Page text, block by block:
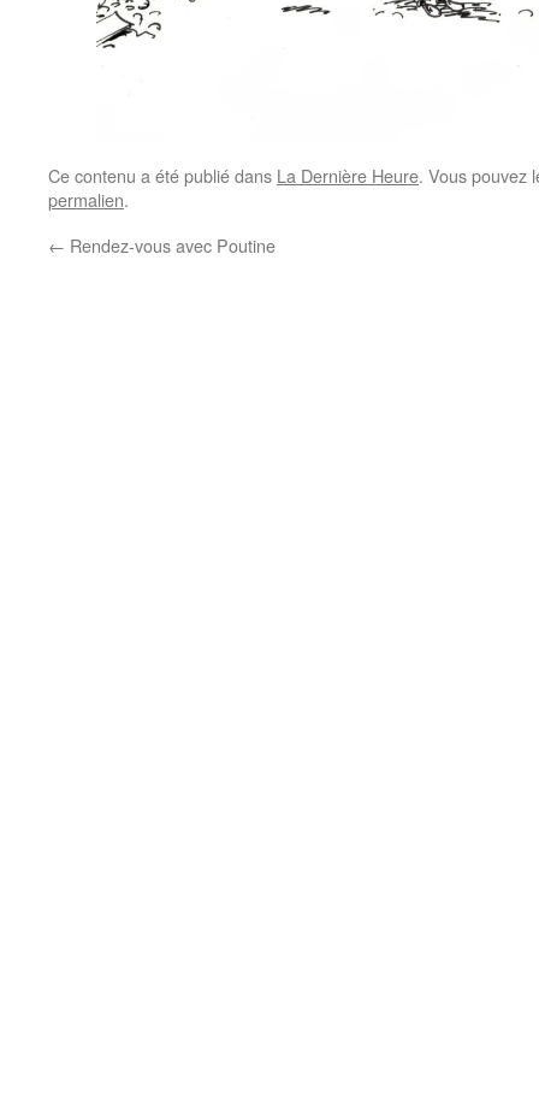
Ce contenu a été publié dans La Dernière Heure. Vous pouvez
permalien.
← Rendez-vous avec Poutine